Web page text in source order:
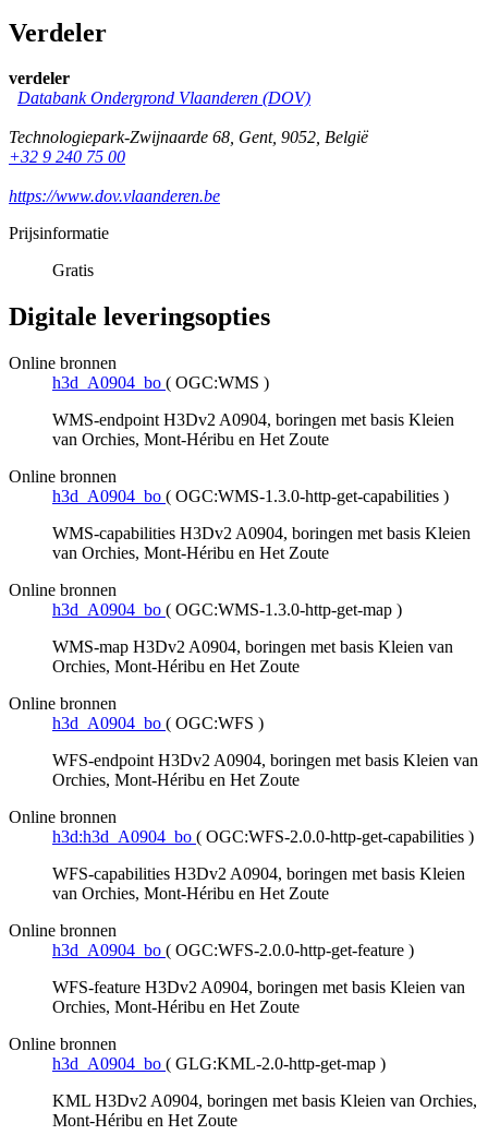
Verdeler
verdeler
Databank Ondergrond Vlaanderen (DOV)
Technologiepark-Zwijnaarde 68, Gent, 9052, België
+32 9 240 75 00
https://www.dov.vlaanderen.be
Prijsinformatie
Gratis
Digitale leveringsopties
Online bronnen
h3d_A0904_bo ( OGC:WMS )
WMS-endpoint H3Dv2 A0904, boringen met basis Kleien
van Orchies, Mont-Héribu en Het Zoute
Online bronnen
h3d_A0904_bo ( OGC:WMS-1.3.0-http-get-capabilities )
WMS-capabilities H3Dv2 A0904, boringen met basis Kleien
van Orchies, Mont-Héribu en Het Zoute
Online bronnen
h3d_A0904_bo ( OGC:WMS-1.3.0-http-get-map )
WMS-map H3Dv2 A0904, boringen met basis Kleien van
Orchies, Mont-Héribu en Het Zoute
Online bronnen
h3d_A0904_bo ( OGC:WFS )
WFS-endpoint H3Dv2 A0904, boringen met basis Kleien van
Orchies, Mont-Héribu en Het Zoute
Online bronnen
h3d:h3d_A0904_bo ( OGC:WFS-2.0.0-http-get-capabilities )
WFS-capabilities H3Dv2 A0904, boringen met basis Kleien
van Orchies, Mont-Héribu en Het Zoute
Online bronnen
h3d_A0904_bo ( OGC:WFS-2.0.0-http-get-feature )
WFS-feature H3Dv2 A0904, boringen met basis Kleien van
Orchies, Mont-Héribu en Het Zoute
Online bronnen
h3d_A0904_bo ( GLG:KML-2.0-http-get-map )
KML H3Dv2 A0904, boringen met basis Kleien van Orchies,
Mont-Héribu en Het Zoute